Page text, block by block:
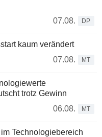
07.08.
DP
kaum verändert
07.08.
MT
trotz Gewinn
06.08.
MT
Technologiebereich